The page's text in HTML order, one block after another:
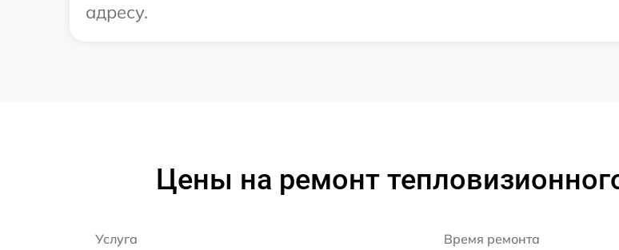
адресу.
Цены на ремонт
Услуга Время ремонта